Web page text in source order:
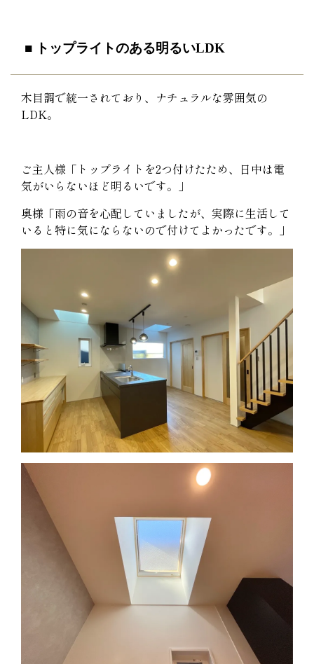
■ トップライトのある明るいLDK
木目調で統一されており、ナチュラルな雰囲気の
LDK。
ご主人様「トップライトを2つ付けたため、日中は電
気がいらないほど明るいです。」
奥様「雨の音を心配していましたが、実際に生活して
いると特に気にならないので付けてよかったです。」